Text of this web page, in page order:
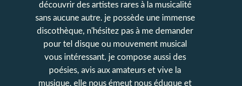
découvrir des artistes rares à la musicalité
sans aucune autre. je possède une immense
discothèque, n'hésitez pas à me demander
pour tel disque ou mouvement musical
vous intéressant. je compose aussi des
poésies, avis aux amateurs et vive la
musique, elle nous émeut nous éduque et